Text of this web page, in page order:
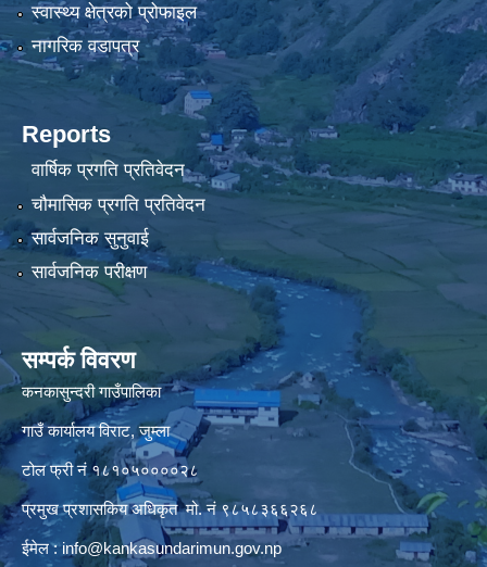
स्वास्थ्य क्षेत्रको प्रोफाइल
नागरिक वडापत्र
Reports
वार्षिक प्रगति प्रतिवेदन
चौमासिक प्रगति प्रतिवेदन
सार्वजनिक सुनुवाई
सार्वजनिक परीक्षण
सम्पर्क विवरण
कनकासुन्दरी गाउँपालिका
गाउँ कार्यालय विराट, जुम्ला
टोल फ्री नं १८१०५००००२८
प्रमुख प्रशासकिय अधिकृत मो. नं ९८५८३६६२६८
ईमेल :info@kankasundarimun.gov.np